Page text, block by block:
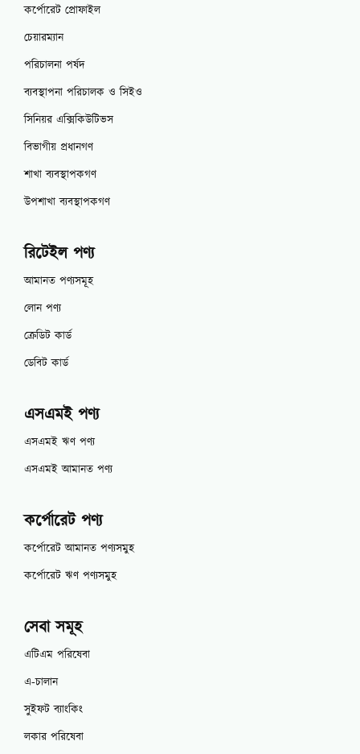
কর্পোরেট প্রোফাইল
চেয়ারম্যান
পরিচালনা পর্ষদ
ব্যবস্থাপনা পরিচালক ও সিইও
সিনিয়র এক্সিকিউটিভস
বিভাগীয় প্রধানগণ
শাখা ব্যবস্থাপকগণ
উপশাখা ব্যবস্থাপকগণ
রিটেইল পণ্য
আমানত পণ্যসমূহ
লোন পণ্য
ক্রেডিট কার্ড
ডেবিট কার্ড
এসএমই পণ্য
এসএমই ঋণ পণ্য
এসএমই আমানত পণ্য
কর্পোরেট পণ্য
কর্পোরেট আমানত পণ্যসমুহ
কর্পোরেট ঋণ পণ্যসমুহ
সেবা সমূহ
এটিএম পরিষেবা
এ-চালান
সুইফট ব্যাংকিং
লকার পরিষেবা